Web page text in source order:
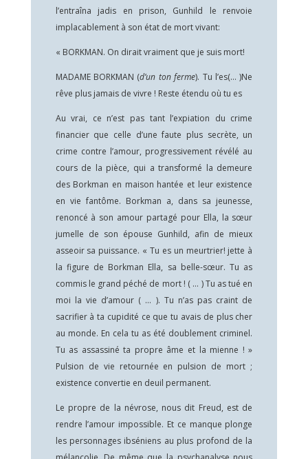
l’entraîna jadis en prison, Gunhild le renvoie
implacablement à son état de mort vivant:
« BORKMAN. On dirait vraiment que je suis mort!
MADAME BORKMAN (d’un ton ferme). Tu l’es(… )Ne
rêve plus jamais de vivre ! Reste étendu où tu es
Au vrai, ce n’est pas tant l’expiation du crime
financier que celle d’une faute plus secrète, un
crime contre l’amour, progressivement révélé au
cours de la pièce, qui a transformé la demeure
des Borkman en maison hantée et leur existence
en vie fantôme. Borkman a, dans sa jeunesse,
renoncé à son amour partagé pour Ella, la sœur
jumelle de son épouse Gunhild, afin de mieux
asseoir sa puissance. « Tu es un meurtrier! jette à
la figure de Borkman Ella, sa belle-sœur. Tu as
commis le grand péché de mort ! ( … ) Tu as tué en
moi la vie d’amour ( … ). Tu n’as pas craint de
sacrifier à ta cupidité ce que tu avais de plus cher
au monde. En cela tu as été doublement criminel.
Tu as assassiné ta propre âme et la mienne ! »
Pulsion de vie retournée en pulsion de mort ;
existence convertie en deuil permanent.
Le propre de la névrose, nous dit Freud, est de
rendre l’amour impossible. Et ce manque plonge
les personnages ibséniens au plus profond de la